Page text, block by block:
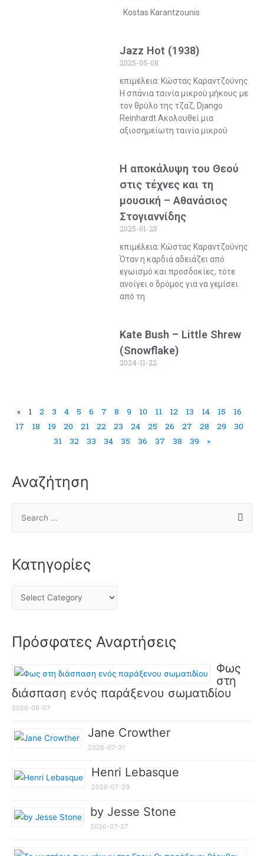
Kostas Karantzounis
Jazz Hot (1938)
2025-05-08
επιμέλεια: Κώστας Καραντζούνης
Η σπάνια ταινία μικρού μήκους με
τον θρύλο της τζαζ, Django
Reinhardt Ακολουθεί μια
αξιοσημείωτη ταινία μικρού
Η αποκάλυψη του Θεού
στις τέχνες και τη
μουσική – Αθανάσιος
Στογιαννίδης
2025-01-25
επιμέλεια: Κώστας Καραντζούνης
Όταν η καρδιά αδειάζει από
εγωισμό και προσδοκίες, τότε
ανοίγει ο δρόμος για να γεμίσει
από τη
Kate Bush – Little Shrew
(Snowflake)
2024-11-22
« 1 2 3 4 5 6 7 8 9 10 11 12 13 14 15
16
17
18 19 20 21 22 23 24 25 26 27 28 29
30
31
32 33 34 35 36 37 38 39 »
Αναζήτηση
Κατηγορίες
Πρόσφατες Αναρτήσεις
Φως
στη
διάσπαση ενός παράξενου σωματιδίου
2026-08-07
Jane Crowther
2026-07-31
Henri Lebasque
2026-07-29
by Jesse Stone
2026-07-27